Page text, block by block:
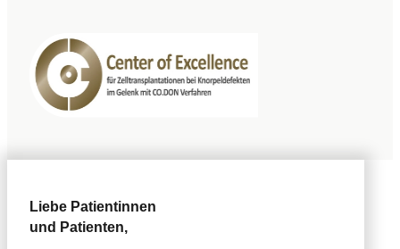
Liebe Patientinnen
und Patienten,